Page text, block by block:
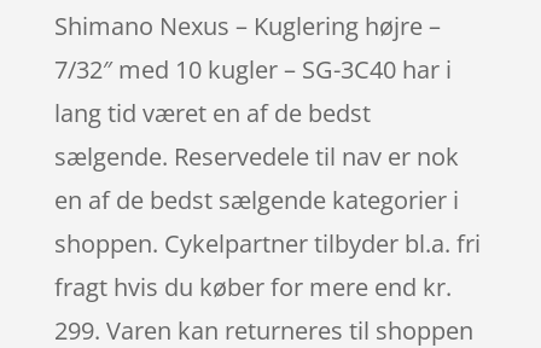
Shimano Nexus – Kuglering højre –
7/32″ med 10 kugler – SG-3C40 har i
lang tid været en af de bedst
sælgende. Reservedele til nav er nok
en af de bedst sælgende kategorier i
shoppen. Cykelpartner tilbyder bl.a. fri
fragt hvis du køber for mere end kr.
299. Varen kan returneres til shoppen